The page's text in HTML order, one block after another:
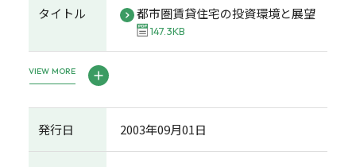
タイトル 都市圏賃貸住宅の投資環境と展望
147.3KB
VIEW MORE
発行日 2003年09月01日